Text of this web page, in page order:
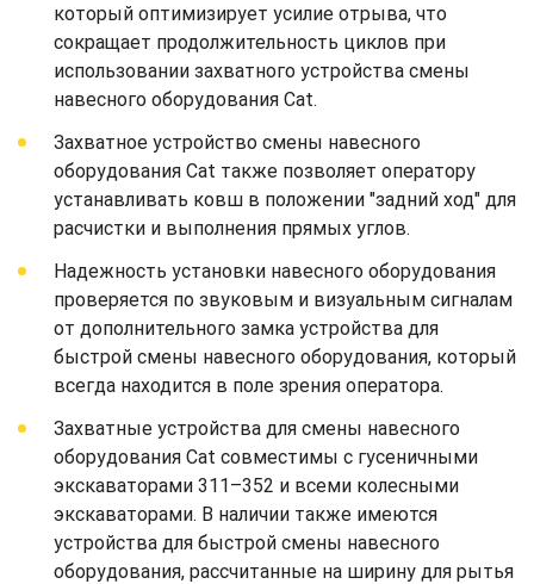
который оптимизирует усилие отрыва, что
сокращает продолжительность циклов при
использовании захватного устройства смены
навесного оборудования Cat.
Захватное устройство смены навесного
оборудования Cat также позволяет оператору
устанавливать ковш в положении "задний ход" для
расчистки и выполнения прямых углов.
Надежность установки навесного оборудования
проверяется по звуковым и визуальным сигналам
от дополнительного замка устройства для
быстрой смены навесного оборудования, который
всегда находится в поле зрения оператора.
Захватные устройства для смены навесного
оборудования Cat совместимы с гусеничными
экскаваторами 311–352 и всеми колесными
экскаваторами. В наличии также имеются
устройства для быстрой смены навесного
оборудования, рассчитанные на ширину для рытья